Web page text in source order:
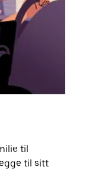
til
til sitt